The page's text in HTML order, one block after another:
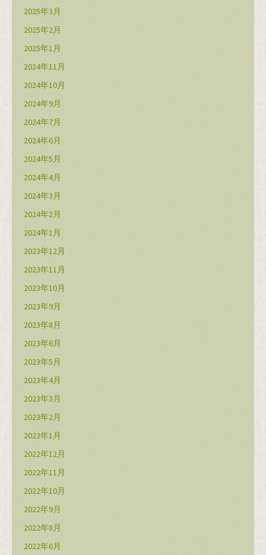
2025年3月
2025年2月
2025年1月
2024年11月
2024年10月
2024年9月
2024年7月
2024年6月
2024年5月
2024年4月
2024年3月
2024年2月
2024年1月
2023年12月
2023年11月
2023年10月
2023年9月
2023年8月
2023年6月
2023年5月
2023年4月
2023年3月
2023年2月
2023年1月
2022年12月
2022年11月
2022年10月
2022年9月
2022年8月
2022年6月